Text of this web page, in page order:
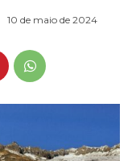
10 de maio de 2024